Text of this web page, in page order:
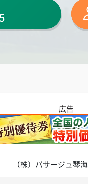
広告
（株）パサージュ琴海